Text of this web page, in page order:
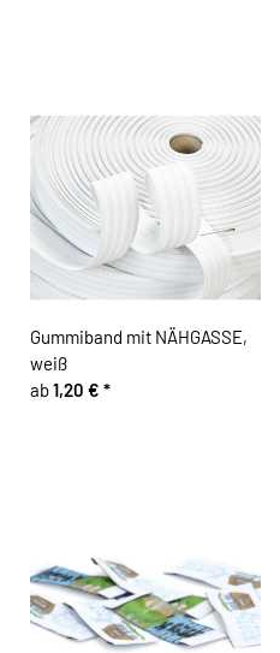
Gummiband mit NÄHGASSE,
weiß
ab1,20 € *